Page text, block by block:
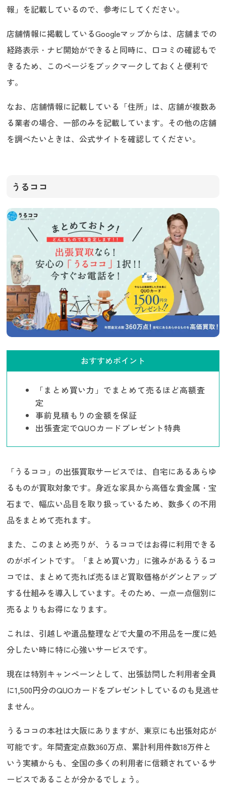
報」を記載しているので、参考にしてください。
店舗情報に掲載しているGoogleマップからは、店舗までの
経路表示・ナビ開始ができると同時に、口コミの確認もで
きるため、このページをブックマークしておくと便利で
す。
なお、店舗情報に記載している「住所」は、店舗が複数あ
る業者の場合、一部のみを記載しています。その他の店舗
を調べたいときは、公式サイトを確認してください。
うるココ
おすすめポイント
「まとめ買い力」でまとめて売るほど高額査
定
事前見積もりの金額を保証
出張査定でQUOカードプレゼント特典
「うるココ」の出張買取サービスでは、自宅にあるあらゆ
るものが買取対象です。身近な家具から高価な貴金属・宝
石まで、幅広い品目を取り扱っているため、数多くの不用
品をまとめて売れます。
また、このまとめ売りが、うるココではお得に利用できる
のがポイントです。「まとめ買い力」に強みがあるうるコ
コでは、まとめて売れば売るほど買取価格がグンとアップ
する仕組みを導入しています。そのため、一点一点個別に
売るよりもお得になります。
これは、引越しや遺品整理などで大量の不用品を一度に処
分したい時に特に心強いサービスです。
現在は特別キャンペーンとして、出張訪問した利用者全員
に1,500円分のQUOカードをプレゼントしているのも見逃せ
ません。
うるココの本社は大阪にありますが、東京にも出張対応が
可能です。年間査定点数360万点、累計利用件数18万件と
いう実績からも、全国の多くの利用者に信頼されているサ
ービスであることが分かるでしょう。